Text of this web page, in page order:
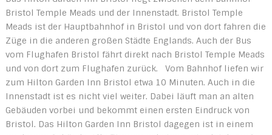
Bristol Temple Meads und der Innenstadt. Bristol Temple
Meads ist der Hauptbahnhof in Bristol und von dort fahren die
Züge in die anderen großen Städte Englands. Auch der Bus
vom Flughafen Bristol fährt direkt nach Bristol Temple Meads
und von dort zum Flughafen zurück. Vom Bahnhof liefen wir
zum Hilton Garden Inn Bristol etwa 10 Minuten. Auch in die
Innenstadt ist es nicht viel weiter. Dabei läuft man an alten
Gebäuden vorbei und bekommt einen ersten Eindruck von
Bristol. Das Hilton Garden Inn Bristol dagegen ist in einem